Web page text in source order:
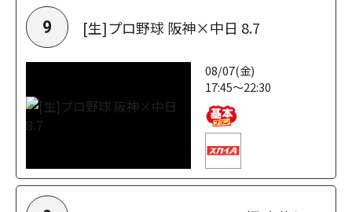
9 [生]プロ野球 阪神×中日 8.7
08/07(金)
17:45～22:30